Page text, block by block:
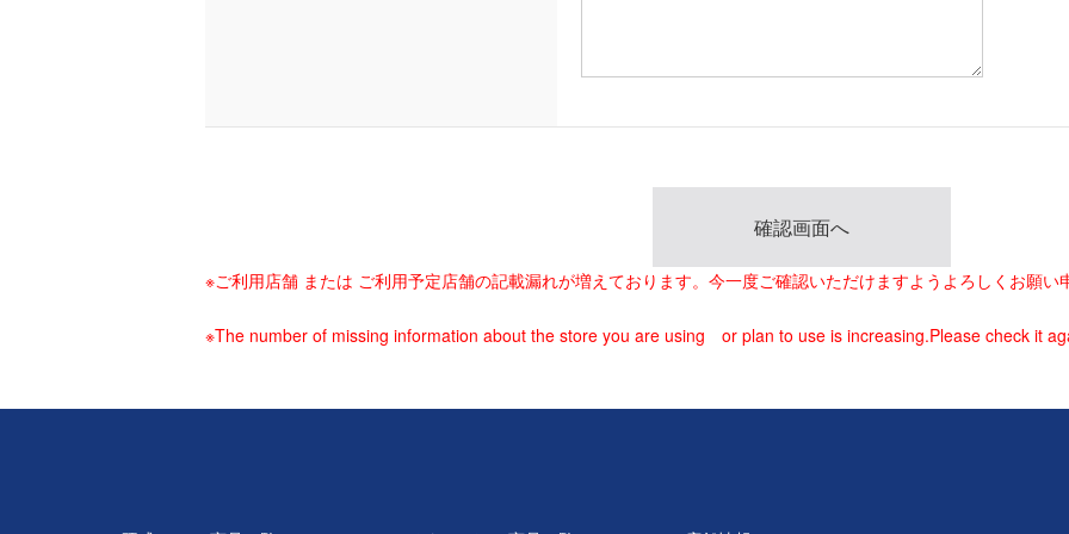
※ご利用店舗 または ご利用予定店舗の記載漏れが増えております。今一度ご確認いただけますようよろしくお願い
※The number of missing information about the store you are using or plan to use is increasing.Please check it